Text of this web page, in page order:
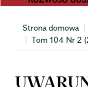
Strona domowa
Tom 104 Nr 2